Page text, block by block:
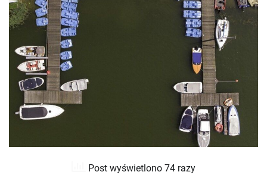
Post wyświetlono 74 razy